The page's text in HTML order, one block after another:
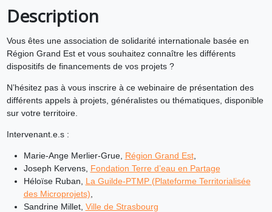
Description
Vous êtes une association de solidarité internationale basée en
Région Grand Est et vous souhaitez connaître les différents
dispositifs de financements de vos projets ?
N’hésitez pas à vous inscrire à ce webinaire de présentation des
différents appels à projets, généralistes ou thématiques, disponible
sur votre territoire.
Intervenant.e.s :
Marie-Ange Merlier-Grue, Région Grand Est,
Joseph Kervens, Fondation Terre d’eau en Partage
Héloïse Ruban, La Guilde-PTMP (Plateforme Territorialisée
des Microprojets)
Sandrine Millet, Ville de Strasbourg